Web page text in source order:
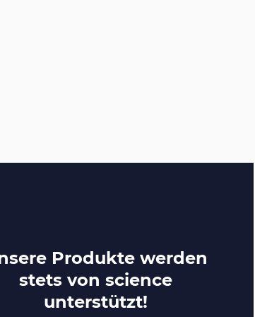
Produkte werden
stets von science
unterstützt!